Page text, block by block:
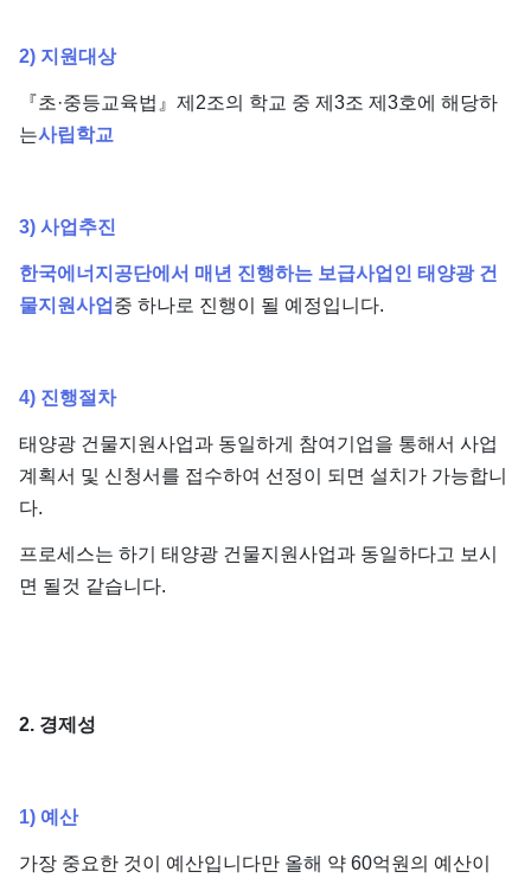
2) 지원대상
『초·중등교육법』제2조의 학교 중 제3조 제3호에 해당하
는사립학교
3) 사업추진
한국에너지공단에서 매년 진행하는 보급사업인 태양광 건
물지원사업 중 하나로 진행이 될 예정입니다.
4) 진행절차
태양광 건물지원사업과 동일하게 참여기업을 통해서 사업
계획서 및 신청서를 접수하여 선정이 되면 설치가 가능합니
다.
프로세스는 하기 태양광 건물지원사업과 동일하다고 보시
면 될것 같습니다.
2. 경제성
1) 예산
가장 중요한 것이 예산입니다만 올해 약 60억원의 예산이